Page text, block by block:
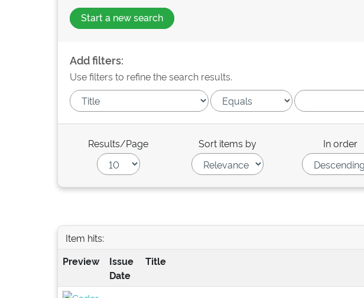
Start a new search
Add filters:
Use filters to refine the search results.
Results/Page Sort items by In order
Item hits:
Preview
Issue
Date
Title